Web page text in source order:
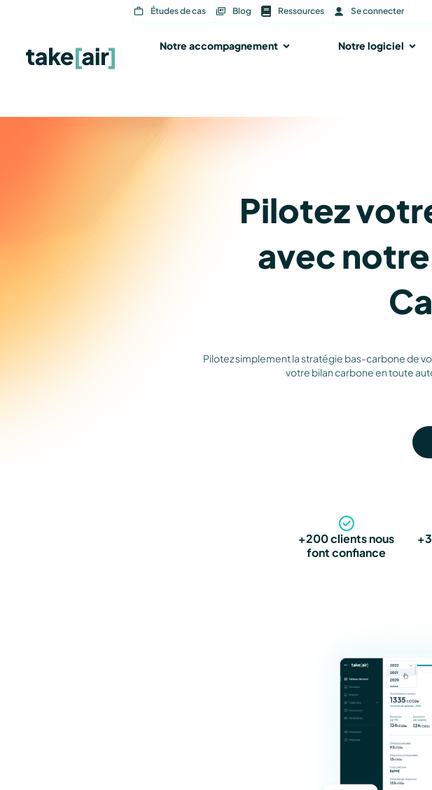
Études de cas Blog Ressources Se connecter
Notre accompagnement Ouvrir NotreNotre logiciel
Pilotez
avec
Pilotez simplement la stratégie bas-carbone de
votre bilan carbone en toute
+200 clients nous
font confiance